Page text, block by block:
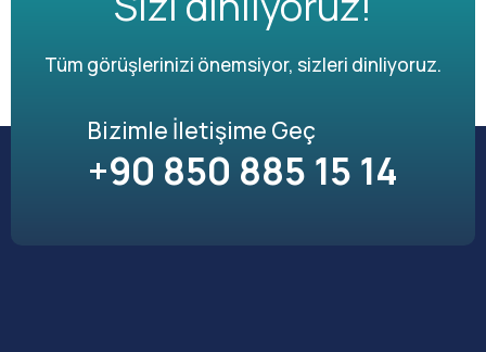
Tüm görüşlerinizi önemsiyor, sizleri dinliyoruz.
Bizimle İletişime Geç
+90 850 885 15 14